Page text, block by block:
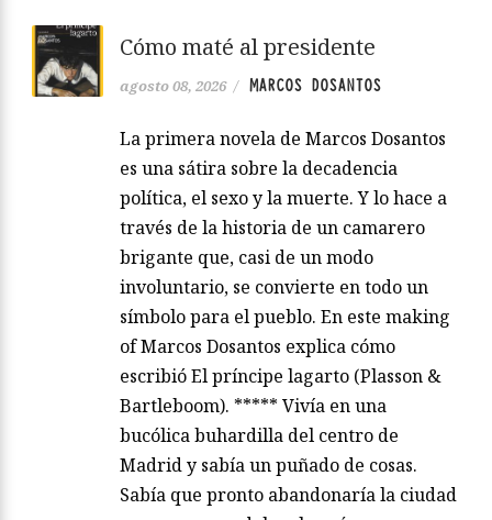
Cómo maté al presidente
agosto 08, 2026 / MARCOS DOSANTOS
La primera novela de Marcos Dosantos
es una sátira sobre la decadencia
política, el sexo y la muerte. Y lo hace a
través de la historia de un camarero
brigante que, casi de un modo
involuntario, se convierte en todo un
símbolo para el pueblo. En este making
of Marcos Dosantos explica cómo
escribió El príncipe lagarto (Plasson &
Bartleboom). ***** Vivía en una
bucólica buhardilla del centro de
Madrid y sabía un puñado de cosas.
Sabía que pronto abandonaría la ciudad